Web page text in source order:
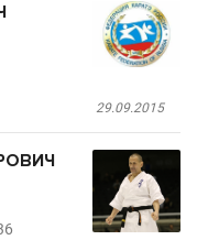
29.09.2015